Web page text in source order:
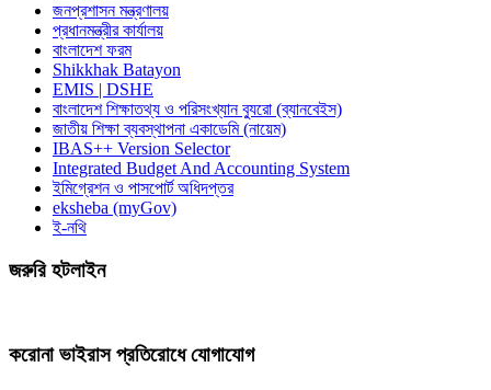
জনপ্রশাসন মন্ত্রণালয়
প্রধানমন্ত্রীর কার্যালয়
বাংলাদেশ ফরম
Shikkhak Batayon
EMIS | DSHE
বাংলাদেশ শিক্ষাতথ্য ও পরিসংখ্যান ব্যুরো (ব্যানবেইস)
জাতীয় শিক্ষা ব্যবস্থাপনা একাডেমি (নায়েম)
IBAS++ Version Selector
Integrated Budget And Accounting System
ইমিগ্রেশন ও পাসপোর্ট অধিদপ্তর
eksheba (myGov)
ই-নথি
জরুরি হটলাইন
করোনা ভাইরাস প্রতিরোধে যোগাযোগ